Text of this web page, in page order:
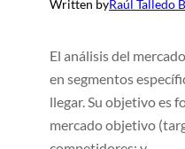
Written byRaúl Talledo
El análisis del
en segmentos
llegar. Su objetivo es
mercado objetivo